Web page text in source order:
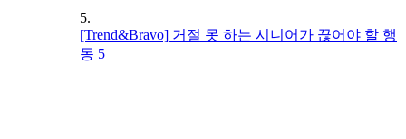
5.
[Trend&Bravo] 거절 못 하는 시니어가 끊어야 할 행
동 5